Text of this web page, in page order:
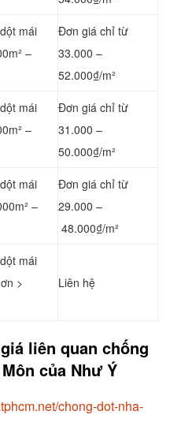
mái
–
Đơn giá chỉ từ
33.000 –
52.000₫/m²
mái
–
Đơn giá chỉ từ
31.000 –
50.000₫/m²
mái
–
Đơn giá chỉ từ
29.000 –
48.000₫/m²
mái
>
Liên hệ
liên quan chống
của Như Ý
chong-dot-nha-